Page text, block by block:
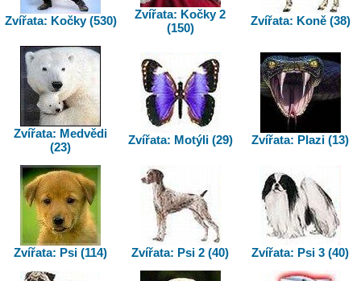
Zvířata: Kočky (530)
Zvířata: Kočky 2
(150)
Zvířata: Koně (38)
Zvířata: Medvědi
(23)
Zvířata: Motýli (29) Zvířata: Plazi (13)
Zvířata: Psi (114) Zvířata: Psi 2 (40) Zvířata: Psi 3 (40)